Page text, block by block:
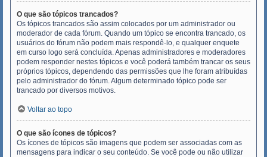
O que são tópicos trancados?
Os tópicos trancados são assim colocados por um administrador ou
moderador de cada fórum. Quando um tópico se encontra trancado, os
usuários do fórum não podem mais respondê-lo, e qualquer enquete
em curso logo será concluída. Apenas administradores e moderadores
podem responder nestes tópicos e você poderá também trancar os seus
próprios tópicos, dependendo das permissões que lhe foram atribuídas
pelo administrador do fórum. Algum determinado tópico pode ser
trancado por diversos motivos.
Voltar ao topo
O que são ícones de tópicos?
Os ícones de tópicos são imagens que podem ser associadas com as
mensagens para indicar o seu conteúdo. Se você pode ou não utilizar